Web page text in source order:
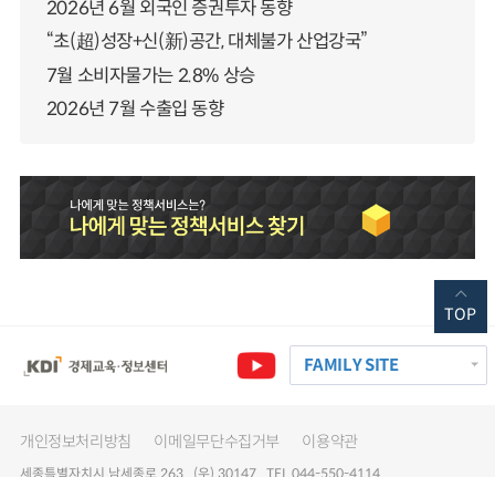
2026년 6월 외국인 증권투자 동향
“초(超)성장+신(新)공간, 대체불가 산업강국”
7월 소비자물가는 2.8% 상승
2026년 7월 수출입 동향
FAMILY SITE
개인정보처리방침 이메일무단수집거부 이용약관
세종특별자치시 남세종로 263 (우) 30147 TEL 044-550-4114
TOP